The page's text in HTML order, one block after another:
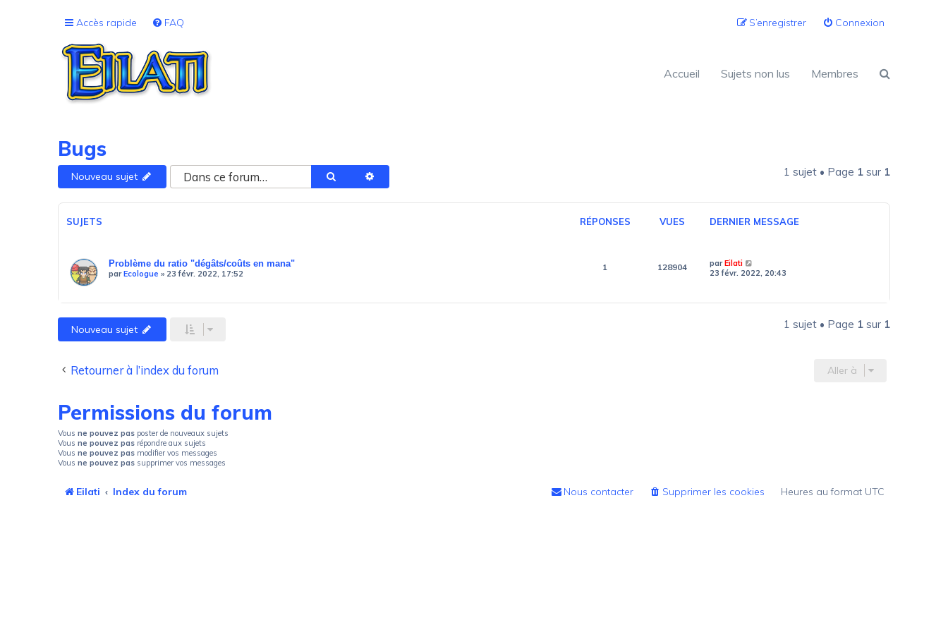
Accès rapide FAQ Connexion
S’enregistrer
Accueil Sujets non lus Membres
Bugs
Nouveau sujet Rechercher 1 sujet • Page 1sur 1
SUJETS RÉPONSES VUES DERNIER MESSAGE
Problème du ratio "dégâts/coûts en mana"
parEcologue » 23 févr. 2022, 17:52
1 128904 parEilati
23 févr. 2022, 20:43
Nouveau sujet 1 sujet • Page 1sur 1
Retourner à l’index du forum Aller à
Permissions du forum
Vousne pouvez pas poster de nouveaux sujets
Vousne pouvez pas répondre aux sujets
Vousne pouvez pas modifier vos messages
Vousne pouvez pas supprimer vos messages
Eilati Index du forum Heures au format UTC
Supprimer les cookies
Nous contacter